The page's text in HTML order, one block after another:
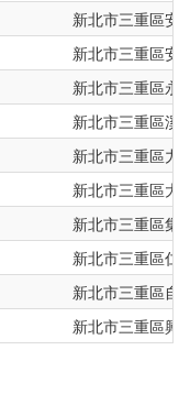
新北市三重區安
新北市三重區安
新北市三重區永
新北市三重區溪
新北市三重區力
新北市三重區大
新北市三重區集
新北市三重區仁
新北市三重區自
新北市三重區興